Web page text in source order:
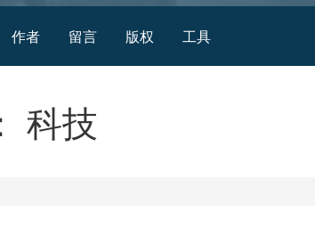
作者 留言 版权 工具
科技